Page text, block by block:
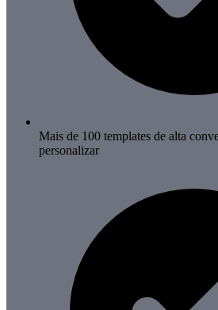
Mais de 100 templates de alta
personalizar